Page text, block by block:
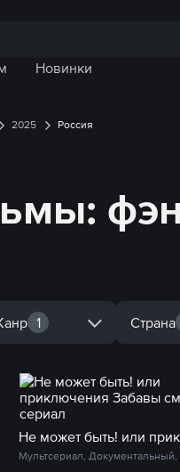
Новинки
2025 Россия
1 Страна
Мультсериал, Документальный,